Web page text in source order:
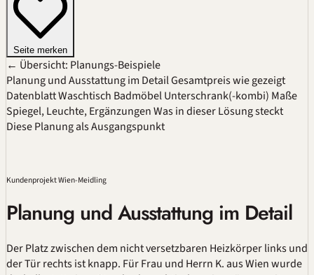
Seite merken
← Übersicht: Planungs-Beispiele
Planung und Ausstattung im DetailGesamtpreis wie gezeigt
DatenblattWaschtisch BadmöbelUnterschrank(-kombi) Maße
Spiegel, Leuchte, ErgänzungenWas in dieser Lösung steckt
Diese Planung als Ausgangspunkt
Kundenprojekt Wien-Meidling
Planung und Ausstattung im Detail
Der Platz zwischen dem nicht versetzbaren Heizkörper links und
der Tür rechts ist knapp. Für Frau und Herrn K. aus Wien wurde